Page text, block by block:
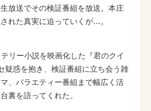
放送でその検証番組を放送。本庄
れた真実に迫っていくが…。
リー小説を映画化した『君のクイ
疑惑を抱き、検証番組に立ち会う雑
、バラエティー番組まで幅広く活
裏を語ってくれた。